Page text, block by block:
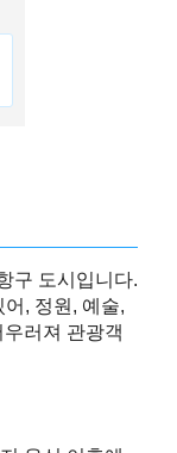
구 도시입니다.
, 정원, 예술,
러져 관광객